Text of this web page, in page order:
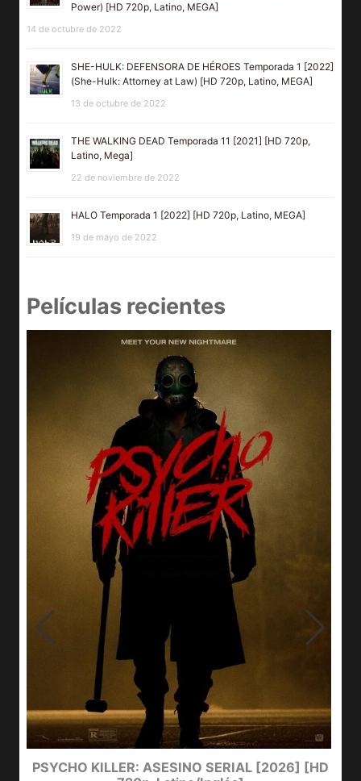
Power) [HD 720p, Latino, MEGA]
14 de octubre de 2022
SHE-HULK: DEFENSORA DE HÉROES Temporada 1 [2022]
(She-Hulk: Attorney at Law) [HD 720p, Latino, MEGA]
13 de octubre de 2022
THE WALKING DEAD Temporada 11 [2021] [HD 720p,
Latino, Mega]
22 de noviembre de 2022
HALO Temporada 1 [2022] [HD 720p, Latino, MEGA]
19 de mayo de 2022
Películas recientes
PSYCHO KILLER: ASESINO SERIAL [2026] [HD